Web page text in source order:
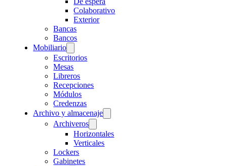
Colaborativo
Exterior
Bancas
Bancos
Mobiliario
Escritorios
Mesas
Libreros
Recepciones
Módulos
Credenzas
Archivo y almacenaje
Archiveros
Horizontales
Verticales
Lockers
Gabinetes